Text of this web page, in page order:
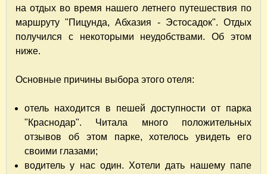
на отдых во время нашего летнего путешествия по
маршруту "Пицунда, Абхазия - Эстосадок". Отдых
получился с некоторыми неудобствами. Об этом
ниже.
Основные причины выбора этого отеля:
отель находится в пешей доступности от парка
"Краснодар". Читала много положительных
отзывов об этом парке, хотелось увидеть его
своими глазами;
водитель у нас один. Хотели дать нашему папе